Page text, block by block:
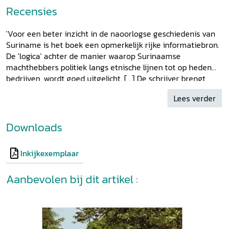
5 Democratische transitie, fragiliteit en consolidatie
in Suriname:1987-heden 147
6 De verwevenheid van democratie, politiek en
politieke cultuur in Suriname: samenvatting en
analyse 219
Epiloog: de prijs van macht zonder moraal 263
Bijlagen 269
Dankwoord 318
Recensies
'Voor een beter inzicht in de naoorlogse geschiedenis van
Suriname is het boek een opmerkelijk rijke informatiebron.
De 'logica' achter de manier waarop Surinaamse
machthebbers politiek langs etnische lijnen tot op heden
bedrijven, wordt goed uitgelicht. [...] De schrijver brengt
goed de evolutie naar voren hoe macht vanuit de koloniale
elite van overwegend blanke en kerkgenootschappen werd
Suriname',TVE, 44ste jrg. nr. 2, juni 2026
Lees verder
Downloads
Inkijkexemplaar
Aanbevolen bij dit artikel :